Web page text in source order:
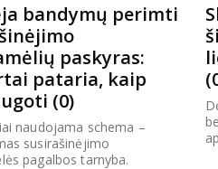
bandymų perimti
paskyras:
pataria, kaip
(0)
naudojama schema –
susirašinėjimo
pagalbos tarnyba.